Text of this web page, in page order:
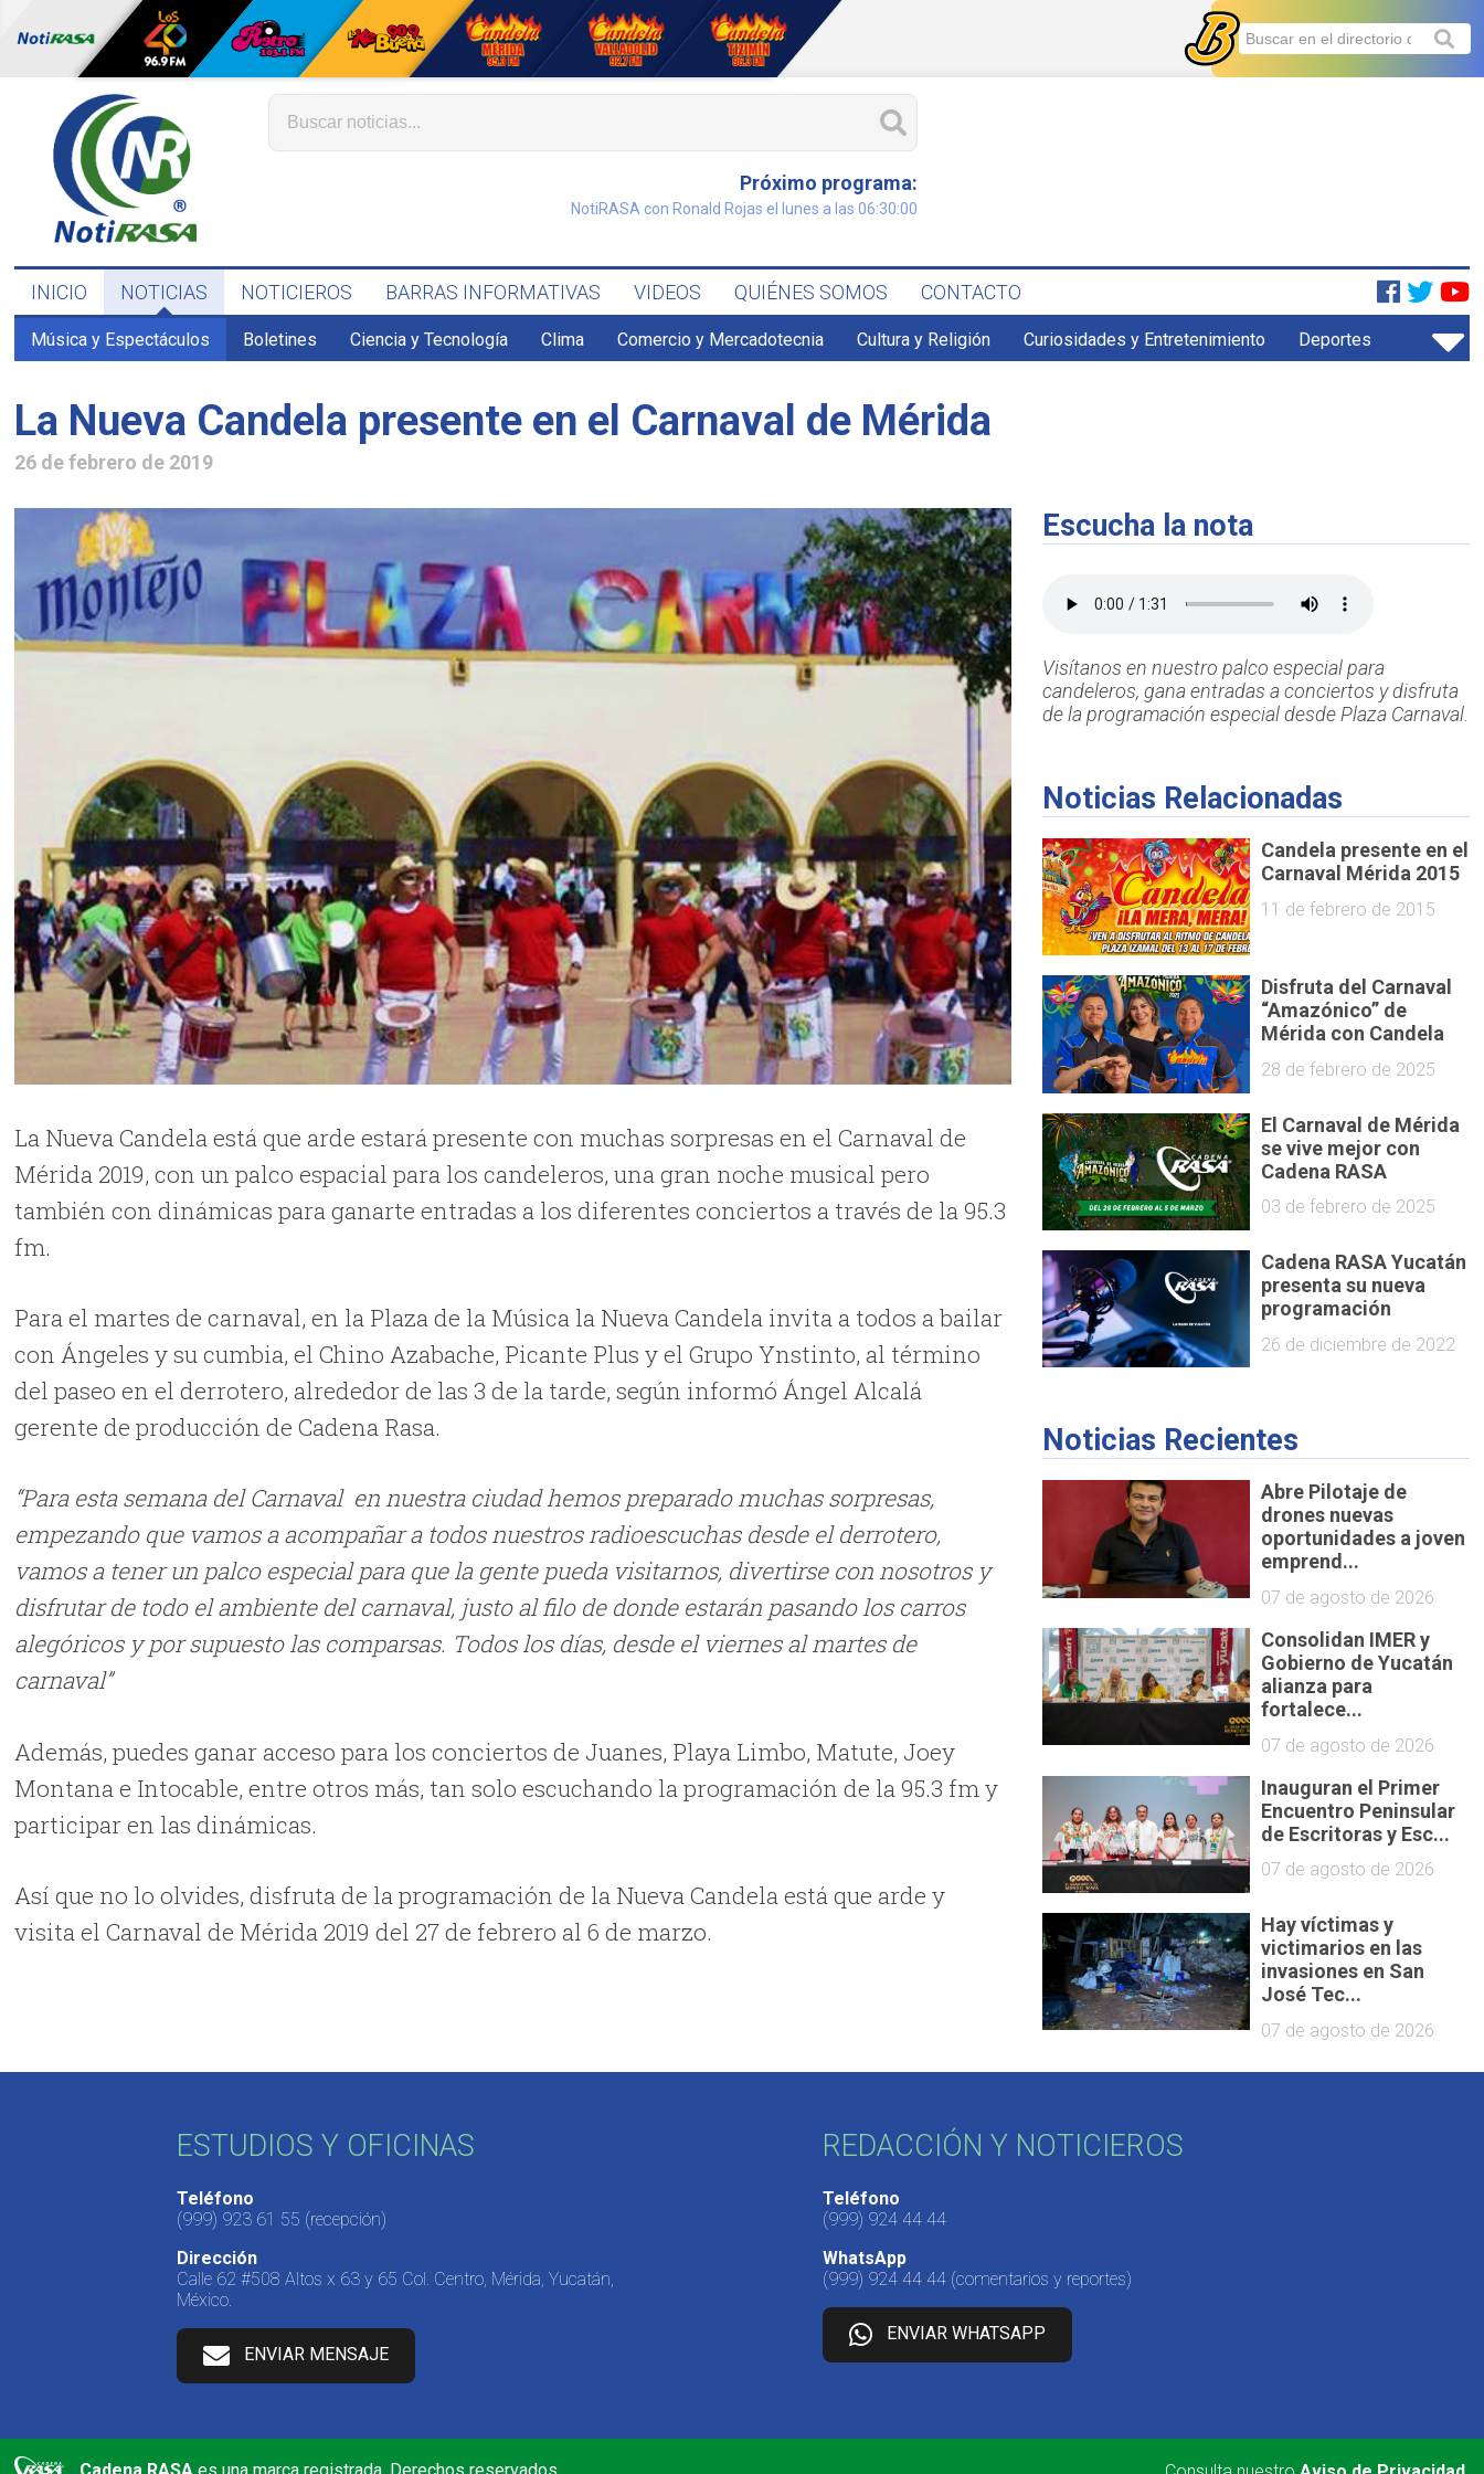
Próximo programa:
NotiRASA con Ronald Rojas el lunes a las 06:30:00
INICIO NOTICIAS NOTICIEROS BARRAS INFORMATIVAS VIDEOS QUIÉNES SOMOS CONTACTO
Música y Espectáculos Boletines Ciencia y Tecnología Clima Comercio y Mercadotecnia Cultura y Religión Curiosidades y Entretenimiento Deportes
La Nueva Candela presente en el Carnaval de Mérida
26 de febrero de 2019
La Nueva Candela está que arde estará presente con muchas sorpresas en el Carnaval de
Mérida 2019, con un palco espacial para los candeleros, una gran noche musical pero
también con dinámicas para ganarte entradas a los diferentes conciertos a través de la 95.3
fm.
Para el martes de carnaval, en la Plaza de la Música la Nueva Candela invita a todos a bailar
con Ángeles y su cumbia, el Chino Azabache, Picante Plus y el Grupo Ynstinto, al término
del paseo en el derrotero, alrededor de las 3 de la tarde, según informó Ángel Alcalá
gerente de producción de Cadena Rasa.
“Para esta semana del Carnaval en nuestra ciudad hemos preparado muchas sorpresas,
empezando que vamos a acompañar a todos nuestros radioescuchas desde el derrotero,
vamos a tener un palco especial para que la gente pueda visitarnos, divertirse con nosotros y
disfrutar de todo el ambiente del carnaval, justo al filo de donde estarán pasando los carros
alegóricos y por supuesto las comparsas. Todos los días, desde el viernes al martes de
carnaval”
Además, puedes ganar acceso para los conciertos de Juanes, Playa Limbo, Matute, Joey
Montana e Intocable, entre otros más, tan solo escuchando la programación de la 95.3 fm y
participar en las dinámicas.
Así que no lo olvides, disfruta de la programación de la Nueva Candela está que arde y
visita el Carnaval de Mérida 2019 del 27 de febrero al 6 de marzo.
Escucha la nota
Visítanos en nuestro palco especial para
candeleros, gana entradas a conciertos y disfruta
de la programación especial desde Plaza Carnaval.
Noticias Relacionadas
Candela presente en el
Carnaval Mérida 2015
11 de febrero de 2015
Disfruta del Carnaval
“Amazónico” de
Mérida con Candela
28 de febrero de 2025
El Carnaval de Mérida
se vive mejor con
Cadena RASA
03 de febrero de 2025
Cadena RASA Yucatán
presenta su nueva
programación
26 de diciembre de 2022
Noticias Recientes
Abre Pilotaje de
drones nuevas
oportunidades a joven
emprend...
07 de agosto de 2026
Consolidan IMER y
Gobierno de Yucatán
alianza para
fortalece...
07 de agosto de 2026
Inauguran el Primer
Encuentro Peninsular
de Escritoras y Esc...
07 de agosto de 2026
Hay víctimas y
victimarios en las
invasiones en San
José Tec...
07 de agosto de 2026
ESTUDIOS Y OFICINAS
Teléfono
(999) 923 61 55 (recepción)
Dirección
Calle 62 #508 Altos x 63 y 65 Col. Centro, Mérida, Yucatán,
México.
ENVIAR MENSAJE
REDACCIÓN Y NOTICIEROS
Teléfono
(999) 924 44 44
WhatsApp
(999) 924 44 44 (comentarios y reportes)
ENVIAR WHATSAPP
Cadena RASA es una marca registrada. Derechos reservados.